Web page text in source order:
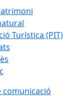
Turística (PIT)
comunicació